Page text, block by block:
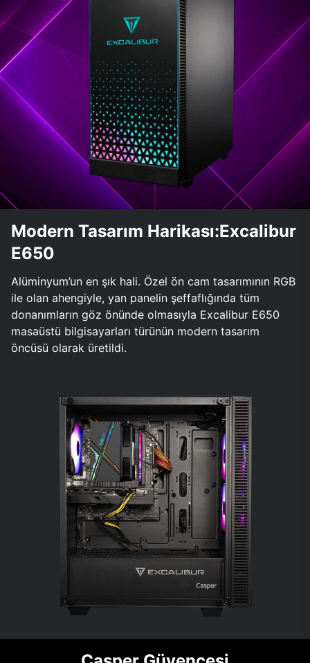
Modern Tasarım Harikası:Excalibur
E650
Alüminyum’un en şık hali. Özel ön cam tasarımının RGB
ile olan ahengiyle, yan panelin şeffaflığında tüm
donanımların göz önünde olmasıyla Excalibur E650
masaüstü bilgisayarları türünün modern tasarım
öncüsü olarak üretildi.